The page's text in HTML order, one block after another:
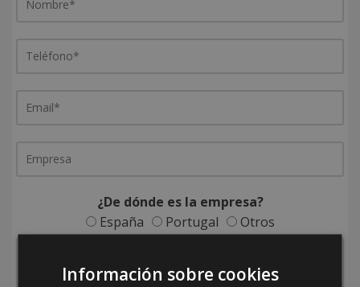
¿De dónde es la empresa?
España
Portugal Otros
Información sobre cookies